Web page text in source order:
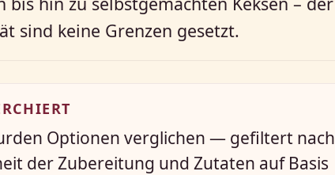
sind keine Grenzen gesetzt.
Optionen verglichen — gefiltert nach
der Zubereitung und Zutaten auf Basis